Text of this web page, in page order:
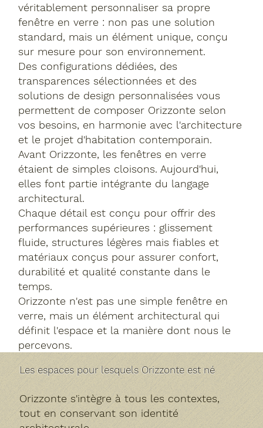
véritablement personnaliser sa propre
fenêtre en verre : non pas une solution
standard, mais un élément unique, conçu
sur mesure pour son environnement.
Des configurations dédiées, des
transparences sélectionnées et des
solutions de design personnalisées vous
permettent de composer Orizzonte selon
vos besoins, en harmonie avec l'architecture
et le projet d'habitation contemporain.
Avant Orizzonte, les fenêtres en verre
étaient de simples cloisons. Aujourd'hui,
elles font partie intégrante du langage
architectural.
Chaque détail est conçu pour offrir des
performances supérieures : glissement
fluide, structures légères mais fiables et
matériaux conçus pour assurer confort,
durabilité et qualité constante dans le
temps.
Orizzonte n'est pas une simple fenêtre en
verre, mais un élément architectural qui
définit l'espace et la manière dont nous le
percevons.
Les espaces pour lesquels Orizzonte est né
Orizzonte s'intègre à tous les contextes,
tout en conservant son identité